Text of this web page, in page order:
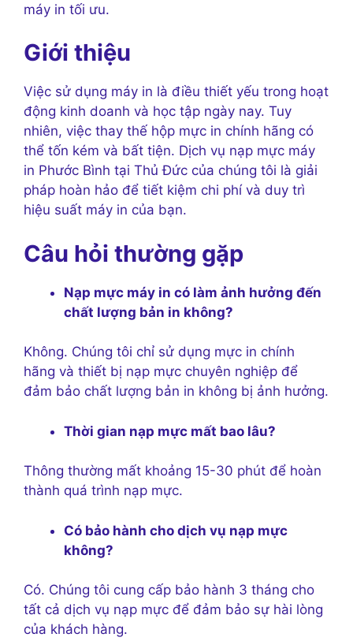
máy in tối ưu.
Giới thiệu
Việc sử dụng máy in là điều thiết yếu trong hoạt
động kinh doanh và học tập ngày nay. Tuy
nhiên, việc thay thế hộp mực in chính hãng có
thể tốn kém và bất tiện. Dịch vụ nạp mực máy
in Phước Bình tại Thủ Đức của chúng tôi là giải
pháp hoàn hảo để tiết kiệm chi phí và duy trì
hiệu suất máy in của bạn.
Câu hỏi thường gặp
Nạp mực máy in có làm ảnh hưởng đến
chất lượng bản in không?
Không. Chúng tôi chỉ sử dụng mực in chính
hãng và thiết bị nạp mực chuyên nghiệp để
đảm bảo chất lượng bản in không bị ảnh hưởng.
Thời gian nạp mực mất bao lâu?
Thông thường mất khoảng 15-30 phút để hoàn
thành quá trình nạp mực.
Có bảo hành cho dịch vụ nạp mực
không?
Có. Chúng tôi cung cấp bảo hành 3 tháng cho
tất cả dịch vụ nạp mực để đảm bảo sự hài lòng
của khách hàng.